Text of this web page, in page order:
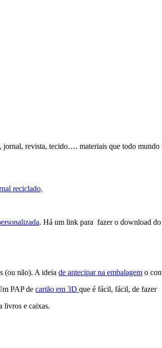
revista, tecido…. materiais que todo
reciclado.
. Há um link para fazer o download
(ou não). A ideia de antecipar na embalagem o
PAP de cartão em 3D que é fácil, fácil, de fazer
livros e caixas.